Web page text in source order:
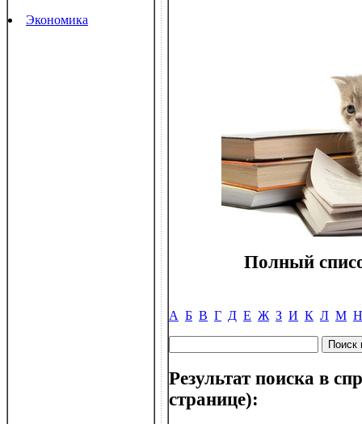
Экономика
Полный
А Б В Г Д Е Ж З И К Л М Н
Результат поиска в
странице):